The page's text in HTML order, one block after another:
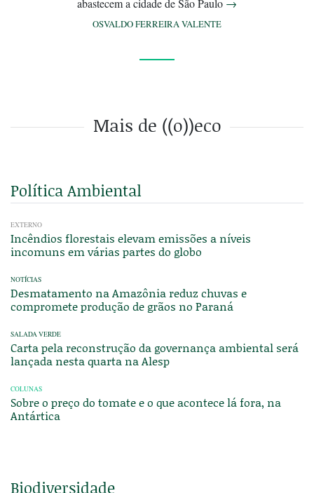
abastecem a cidade de São Paulo →
OSVALDO FERREIRA VALENTE
Mais de ((o))eco
Política Ambiental
EXTERNO
Incêndios florestais elevam emissões a níveis
incomuns em várias partes do globo
NOTÍCIAS
Desmatamento na Amazônia reduz chuvas e
compromete produção de grãos no Paraná
SALADA VERDE
Carta pela reconstrução da governança ambiental será
lançada nesta quarta na Alesp
COLUNAS
Sobre o preço do tomate e o que acontece lá fora, na
Antártica
Biodiversidade